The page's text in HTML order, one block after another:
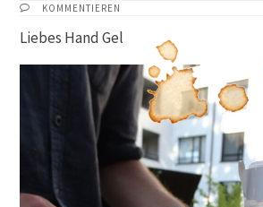
KOMMENTIEREN
Liebes Hand Gel